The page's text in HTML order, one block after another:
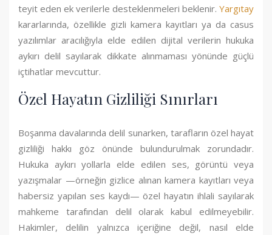
teyit eden ek verilerle desteklenmeleri beklenir. Yargıtay
kararlarında, özellikle gizli kamera kayıtları ya da casus
yazılımlar aracılığıyla elde edilen dijital verilerin hukuka
aykırı delil sayılarak dikkate alınmaması yönünde güçlü
içtihatlar mevcuttur.
Özel Hayatın Gizliliği Sınırları
Boşanma davalarında delil sunarken, tarafların özel hayat
gizliliği hakkı göz önünde bulundurulmak zorundadır.
Hukuka aykırı yollarla elde edilen ses, görüntü veya
yazışmalar —örneğin gizlice alınan kamera kayıtları veya
habersiz yapılan ses kaydı— özel hayatın ihlali sayılarak
mahkeme tarafından delil olarak kabul edilmeyebilir.
Hakimler, delilin yalnızca içeriğine değil, nasıl elde